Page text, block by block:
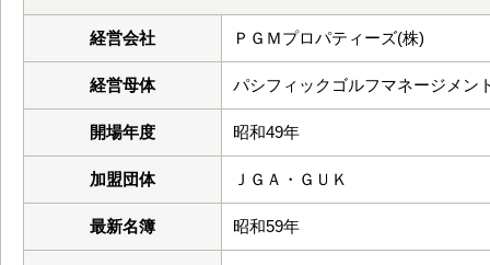
経営会社 ＰＧＭプロパティーズ(株)
経営母体 パシフィックゴルフマネージメン
開場年度 昭和49年
加盟団体 ＪＧＡ・ＧＵＫ
最新名簿 昭和59年